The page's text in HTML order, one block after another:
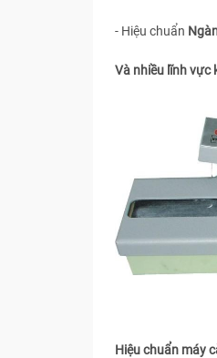
- Hiệu chuẩn
Và nhiều lĩnh vực
Hiệu chuẩn máy